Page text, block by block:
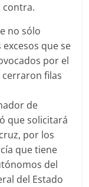
contra.
no sólo
que se
por el
filas
de
que solicitará
por los
que tiene
del
del Estado